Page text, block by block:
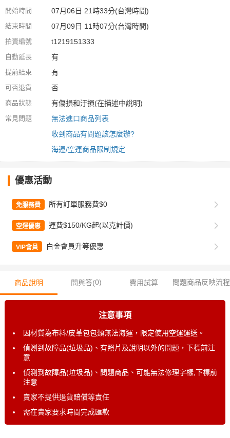
開始時間 07月06日 21時33分(台灣時間)
結束時間 07月09日 11時07分(台灣時間)
拍賣編號 t1219151333
自動延長 有
提前結束 有
可否退貨 否
商品狀態 有傷損和汙損(在描述中說明)
常見問題
無法進口商品列表
收到商品有問題該怎麼辦?
海運/空運商品限制規定
優惠活動
免服務費 所有訂單服務費$0
空運優惠 運費$150/KG起(以克計價)
VIP會員 白金會員升等優惠
商品說明 問與答(0) 費用試算 問題商品反映流程
注意事項
因材質為布料/皮革包包類無法海運，限定使用空運運送。
偵測到故障品(垃圾品)、有照片及說明以外的問題，下標前注
意
偵測到故障品(垃圾品)、問題商品、可能無法修理字樣,下標前
注意
賣家不提供退貨賠償等責任
需在賣家要求時間完成匯款